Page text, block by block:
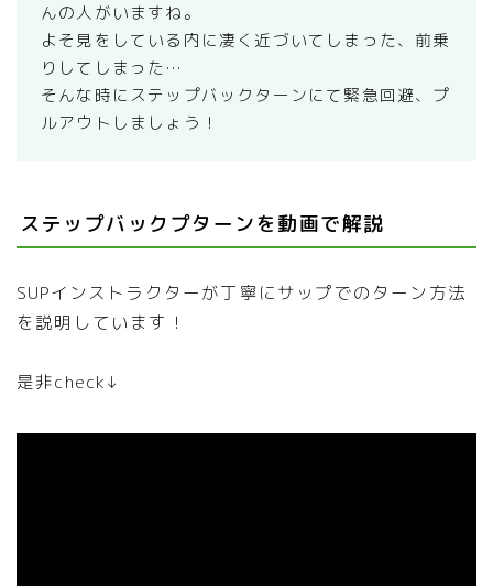
んの人がいますね。
よそ見をしている内に凄く近づいてしまった、前乗
りしてしまった…
そんな時にステップバックターンにて緊急回避、プ
ルアウトしましょう！
ステップバックプターンを動画で解説
SUPインストラクターが丁寧にサップでのターン方法
を説明しています！
是非check↓